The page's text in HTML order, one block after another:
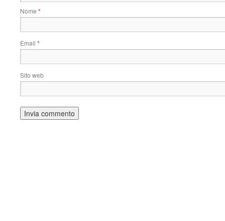
Nome *
Email *
Sito web